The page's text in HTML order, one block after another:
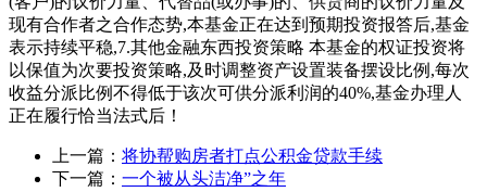
现有合作者之合作态势,本基金正在达到预期投资报答后,基金
表示持续平稳,7.其他金融东西投资策略 本基金的权证投资将
以保值为次要投资策略,及时调整资产设置装备摆设比例,每次
收益分派比例不得低于该次可供分派利润的40%,基金办理人
正在履行恰当法式后！
上一篇： 将协帮购房者打点公积金贷款手续
下一篇： 一个被从头洁净”之年